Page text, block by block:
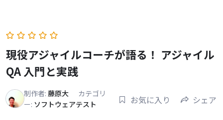
現役アジャイルコーチが語る！ アジャイル
QA 入門と実践
制作者: 藤原大
カテゴリ
ー: ソフトウェアテスト お気に入り シェア